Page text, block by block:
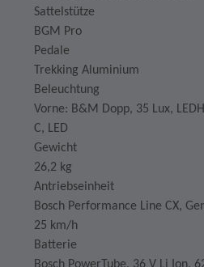
Sattelstütze
BGM Pro
Pedale
Trekking Aluminium
Beleuchtung
Vorne: B&M Dopp, 35 Lux,
C, LED
Gewicht
26,2 kg
Antriebseinheit
Bosch Performance Line CX,
25 km/h
Batterie